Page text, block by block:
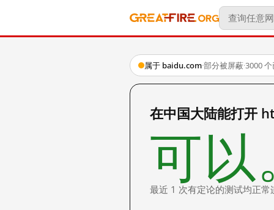
属于 baidu.com·部分被屏蔽·3000
在中国大陆能打开
可以
最近 1 次有定论的测试均正常